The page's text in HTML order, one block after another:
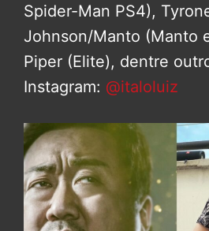
Spider-Man PS4),
Johnson/Manto (Manto
Piper (Elite), dentre
Instagram: @italoluiz